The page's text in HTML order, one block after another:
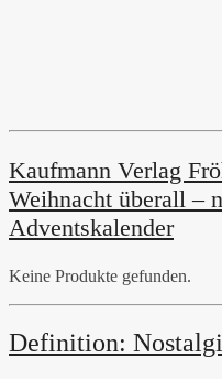
Kaufmann Verlag
Weihnacht überall –
Adventskalender
Keine Produkte gefunden.
Definition: